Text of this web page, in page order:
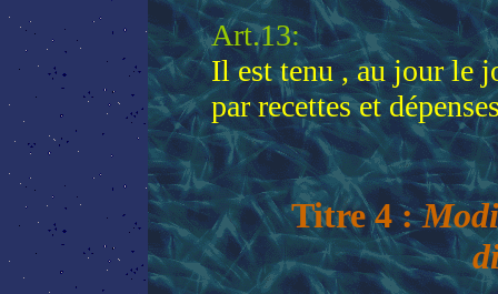
Art.13:
Il est tenu , au jour le
par recettes et
Titre 4 :